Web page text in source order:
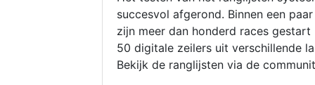
succesvol afgerond. Binnen een
zijn meer dan honderd races gestart
50 digitale zeilers uit verschillende
Bekijk de ranglijsten via de